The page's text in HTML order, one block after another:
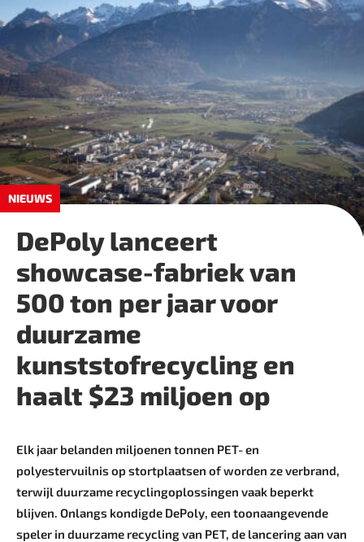
NIEUWS
DePoly lanceert
showcase-fabriek van
500 ton per jaar voor
duurzame
kunststofrecycling en
haalt $23 miljoen op
Elk jaar belanden miljoenen tonnen PET- en
polyestervuilnis op stortplaatsen of worden ze verbrand,
terwijl duurzame recyclingoplossingen vaak beperkt
blijven. Onlangs kondigde DePoly, een toonaangevende
speler in duurzame recycling van PET, de lancering aan van